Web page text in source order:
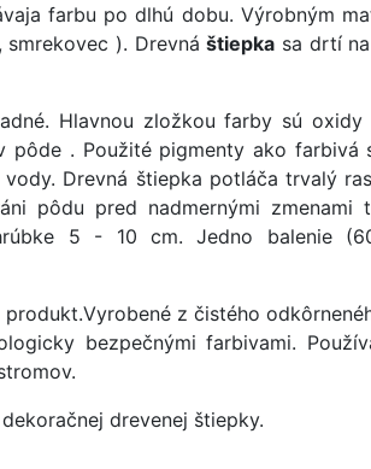
farbu po dlhú dobu. Výrobným
). Drevná štiepka sa drtí
Hlavnou zložkou farby sú oxidy
pôde . Použité pigmenty ako farbivá
Drevná štiepka potláča trvalý
pôdu pred nadmernými zmenami
5 - 10 cm. Jedno balenie
z čistého
bezpečnými farbivami.
drevenej štiepky.